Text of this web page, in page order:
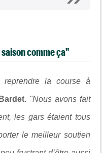
comme ça"
reprendre la course à
Bardet. "Nous avons fait
les gars étaient tous
le meilleur soutien